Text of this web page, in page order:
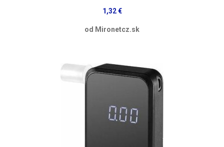
1,32 €
od Mironetcz.sk